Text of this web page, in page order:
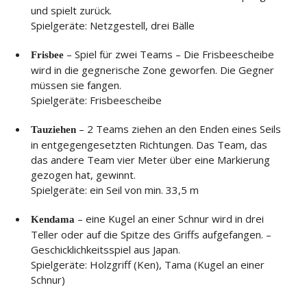
und spielt zurück.
Spielgeräte: Netzgestell, drei Bälle
Frisbee – Spiel für zwei Teams – Die Frisbeescheibe
wird in die gegnerische Zone geworfen. Die Gegner
müssen sie fangen.
Spielgeräte: Frisbeescheibe
Tauziehen – 2 Teams ziehen an den Enden eines Seils
in entgegengesetzten Richtungen. Das Team, das
das andere Team vier Meter über eine Markierung
gezogen hat, gewinnt.
Spielgeräte: ein Seil von min. 33,5 m
Kendama – eine Kugel an einer Schnur wird in drei
Teller oder auf die Spitze des Griffs aufgefangen. –
Geschicklichkeitsspiel aus Japan.
Spielgeräte: Holzgriff (Ken), Tama (Kugel an einer
Schnur)